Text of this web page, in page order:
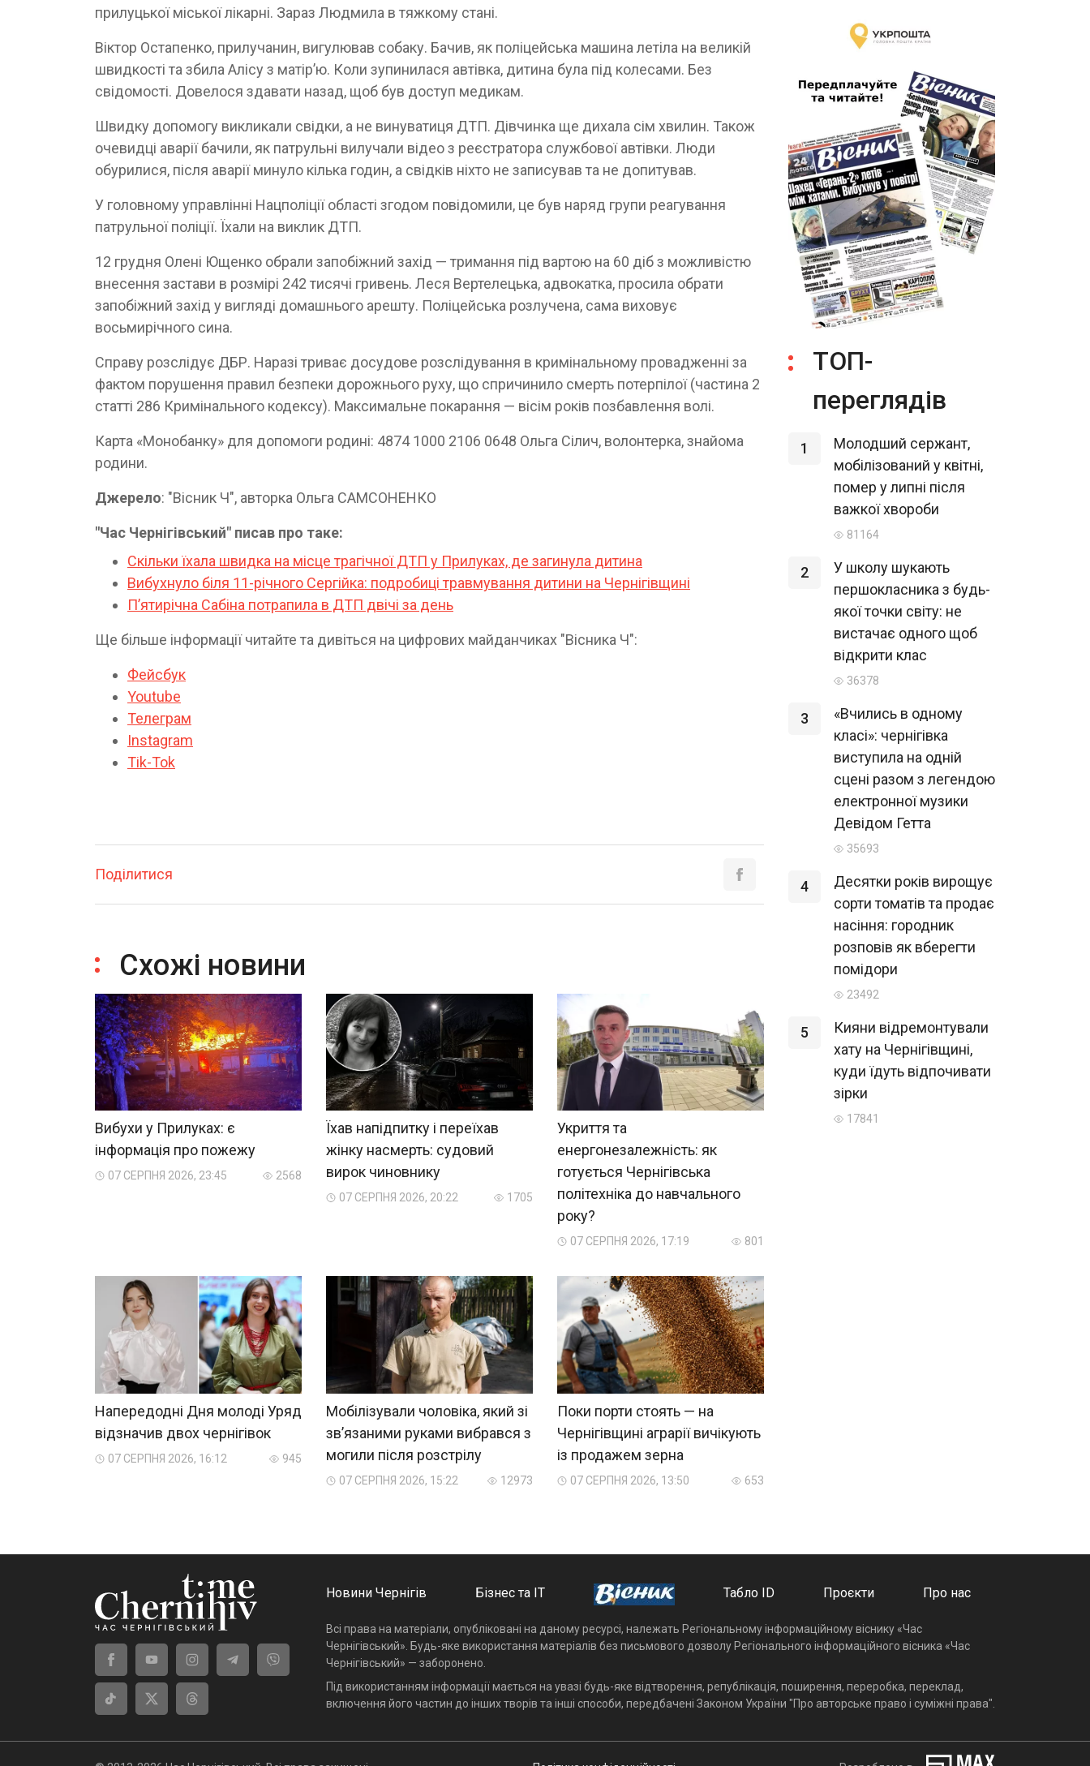
прилуцької міської лікарні. Зараз Людмила в тяжкому стані.
Віктор Остапенко, прилучанин, вигулював собаку. Бачив, як поліцейська машина летіла на великій
швидкості та збила Алісу з матір’ю. Коли зупинилася автівка, дитина була під колесами. Без
свідомості. Довелося здавати назад, щоб був доступ медикам.
Швидку допомогу викликали свідки, а не винуватиця ДТП. Дівчинка ще дихала сім хвилин. Також
очевидці аварії бачили, як патрульні вилучали відео з реєстратора службової автівки. Люди
обурилися, після аварії минуло кілька годин, а свідків ніхто не записував та не допитував.
У головному управлінні Нацполіції області згодом повідомили, це був наряд групи реагування
патрульної поліції. Їхали на виклик ДТП.
12 грудня Олені Ющенко обрали запобіжний захід — тримання під вартою на 60 діб з можливістю
внесення застави в розмірі 242 тисячі гривень. Леся Вертелецька, адвокатка, просила обрати
запобіжний захід у вигляді домашнього арешту. Поліцейська розлучена, сама виховує
восьмирічного сина.
Справу розслідує ДБР. Наразі триває досудове розслідування в кримінальному провадженні за
фактом порушення правил безпеки дорожнього руху, що спричинило смерть потерпілої (частина 2
статті 286 Кримінального кодексу). Максимальне покарання — вісім років позбавлення волі.
Карта «Монобанку» для допомоги родині: 4874 1000 2106 0648 Ольга Сілич, волонтерка, знайома
родини.
Джерело: "Вісник Ч", авторка Ольга САМСОНЕНКО
"Час Чернігівський" писав про таке:
Скільки їхала швидка на місце трагічної ДТП у Прилуках, де загинула дитина
Вибухнуло біля 11-річного Сергійка: подробиці травмування дитини на Чернігівщині
П’ятирічна Сабіна потрапила в ДТП двічі за день
​​​​​​Ще більше інформації читайте та дивіться на цифрових майданчиках "Вісника Ч":
Фейсбук
Youtube
Телеграм
Instagram
Tik-Tok
Поділитися
Схожі новини
Вибухи у Прилуках: є
інформація про пожежу
07 СЕРПНЯ 2026, 23:45 2568
Їхав напідпитку і переїхав
жінку насмерть: судовий
вирок чиновнику
07 СЕРПНЯ 2026, 20:22 1705
Укриття та
енергонезалежність: як
готується Чернігівська
політехніка до навчального
року?
07 СЕРПНЯ 2026, 17:19 801
Напередодні Дня молоді Уряд
відзначив двох чернігівок
07 СЕРПНЯ 2026, 16:12 945
Мобілізували чоловіка, який зі
зв’язаними руками вибрався з
могили після розстрілу
07 СЕРПНЯ 2026, 15:22 12973
Поки порти стоять — на
Чернігівщині аграрії вичікують
із продажем зерна
07 СЕРПНЯ 2026, 13:50 653
ТОП-
переглядів
1
Молодший сержант,
мобілізований у квітні,
помер у липні після
важкої хвороби
81164
2
У школу шукають
першокласника з будь-
якої точки світу: не
вистачає одного щоб
відкрити клас
36378
3
«Вчились в одному
класі»: чернігівка
виступила на одній
сцені разом з легендою
електронної музики
Девідом Гетта
35693
4
Десятки років вирощує
сорти томатів та продає
насіння: городник
розповів як вберегти
помідори
23492
5
Кияни відремонтували
хату на Чернігівщині,
куди їдуть відпочивати
зірки
17841
Новини Чернігів Бізнес та ІТ Табло ID Проєкти Про нас
Всі права на матеріали, опубліковані на даному ресурсі, належать Регіональному інформаційному віснику «Час
Чернігівський». Будь-яке використання матеріалів без письмового дозволу Регіонального інформаційного вісника «Час
Чернігівський» — заборонено.
Під використанням інформації мається на увазі будь-яке відтворення, републікація, поширення, переробка, переклад,
включення його частин до інших творів та інші способи, передбачені Законом України "Про авторське право і суміжні права".